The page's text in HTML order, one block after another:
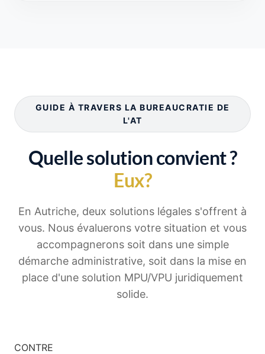
GUIDE À TRAVERS LA BUREAUCRATIE DE
L'AT
Quelle solution convient ?
Eux?
En Autriche, deux solutions légales s'offrent à
vous. Nous évaluerons votre situation et vous
accompagnerons soit dans une simple
démarche administrative, soit dans la mise en
place d'une solution MPU/VPU juridiquement
solide.
CONTRE